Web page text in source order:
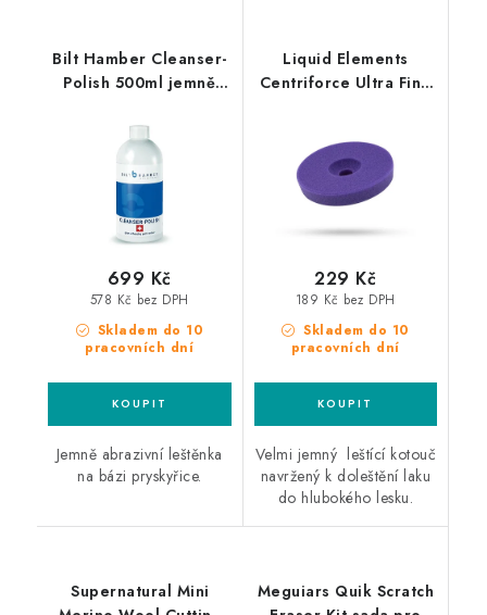
Bilt Hamber Cleanser-
Polish 500ml jemně
Skladem do 10
pracovních dní
578 Kč bez DPH
699 Kč
Jemně abrazivní leštěnka
na bázi pryskyřice.
Liquid Elements
Centriforce Ultra Fine
Skladem do 10
pracovních dní
189 Kč bez DPH
229 Kč
Velmi jemný leštící kotouč
navržený k doleštění laku
do hlubokého lesku.
Supernatural Mini
Meguiars Quik Scratch